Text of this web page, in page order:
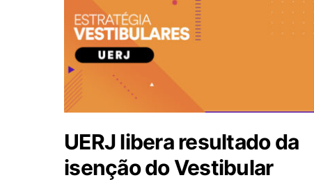
UERJ libera resultado da
isenção do Vestibular